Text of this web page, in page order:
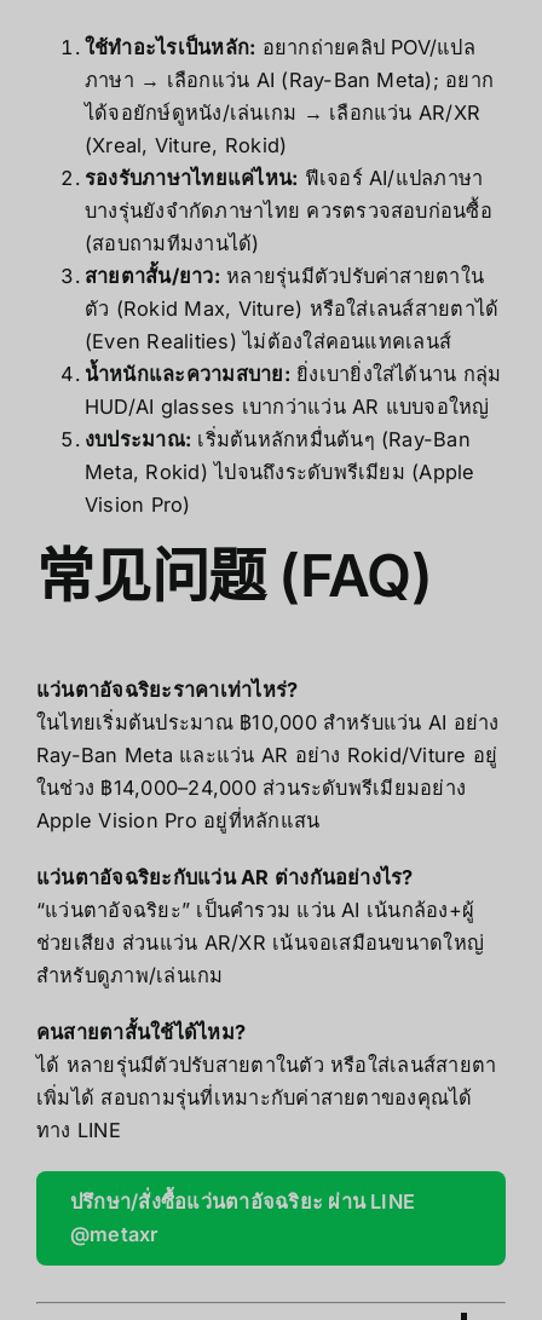
ใช้ทำอะไรเป็นหลัก: อยากถ่ายคลิป POV/แปล
ภาษา → เลือกแว่น AI (Ray-Ban Meta); อยาก
ได้จอยักษ์ดูหนัง/เล่นเกม → เลือกแว่น AR/XR
(Xreal, Viture, Rokid)
รองรับภาษาไทยแค่ไหน: ฟีเจอร์ AI/แปลภาษา
บางรุ่นยังจำกัดภาษาไทย ควรตรวจสอบก่อนซื้อ
(สอบถามทีมงานได้)
สายตาสั้น/ยาว: หลายรุ่นมีตัวปรับค่าสายตาใน
ตัว (Rokid Max, Viture) หรือใส่เลนส์สายตาได้
(Even Realities) ไม่ต้องใส่คอนแทคเลนส์
น้ำหนักและความสบาย: ยิ่งเบายิ่งใส่ได้นาน กลุ่ม
HUD/AI glasses เบากว่าแว่น AR แบบจอใหญ่
งบประมาณ: เริ่มต้นหลักหมื่นต้นๆ (Ray-Ban
Meta, Rokid) ไปจนถึงระดับพรีเมียม (Apple
Vision Pro)
常见问题 (FAQ)
แว่นตาอัจฉริยะราคาเท่าไหร่?
ในไทยเริ่มต้นประมาณ ฿10,000 สำหรับแว่น AI อย่าง
Ray-Ban Meta และแว่น AR อย่าง Rokid/Viture อยู่
ในช่วง ฿14,000–24,000 ส่วนระดับพรีเมียมอย่าง
Apple Vision Pro อยู่ที่หลักแสน
แว่นตาอัจฉริยะกับแว่น AR ต่างกันอย่างไร?
“แว่นตาอัจฉริยะ” เป็นคำรวม แว่น AI เน้นกล้อง+ผู้
ช่วยเสียง ส่วนแว่น AR/XR เน้นจอเสมือนขนาดใหญ่
สำหรับดูภาพ/เล่นเกม
คนสายตาสั้นใช้ได้ไหม?
ได้ หลายรุ่นมีตัวปรับสายตาในตัว หรือใส่เลนส์สายตา
เพิ่มได้ สอบถามรุ่นที่เหมาะกับค่าสายตาของคุณได้
ทาง LINE
ปรึกษา/สั่งซื้อแว่นตาอัจฉริยะ ผ่าน LINE
@metaxr